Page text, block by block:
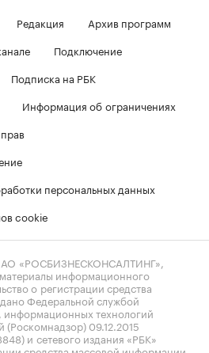
Редакция
Архив программ
Подключение
Подписка на РБК
Информация об ограничениях
персональных данных
cookie
«РОСБИЗНЕСКОНСАЛТИНГ»,
информационного
о регистрации средства
Федеральной службой
информационных технологий
09.12.2015
и сетевого издания «РБК»